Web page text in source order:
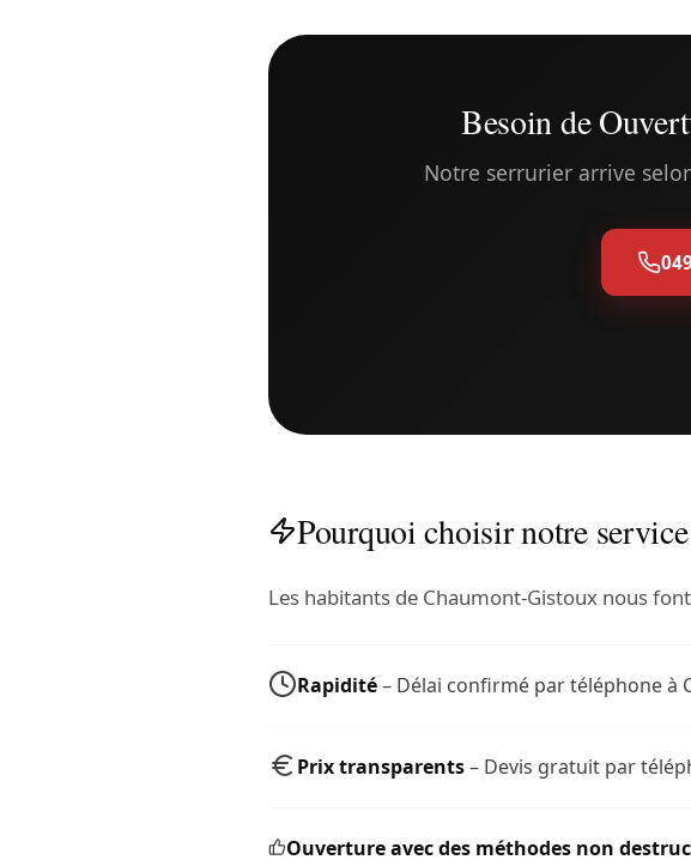
Besoin de
Notre serrurier arrive
Pourquoi choisir notre
Les habitants de Chaumont-Gistoux nous
Rapidité– Délai confirmé par téléphone à
Prix transparents– Devis gratuit par
Ouverture avec des méthodes non